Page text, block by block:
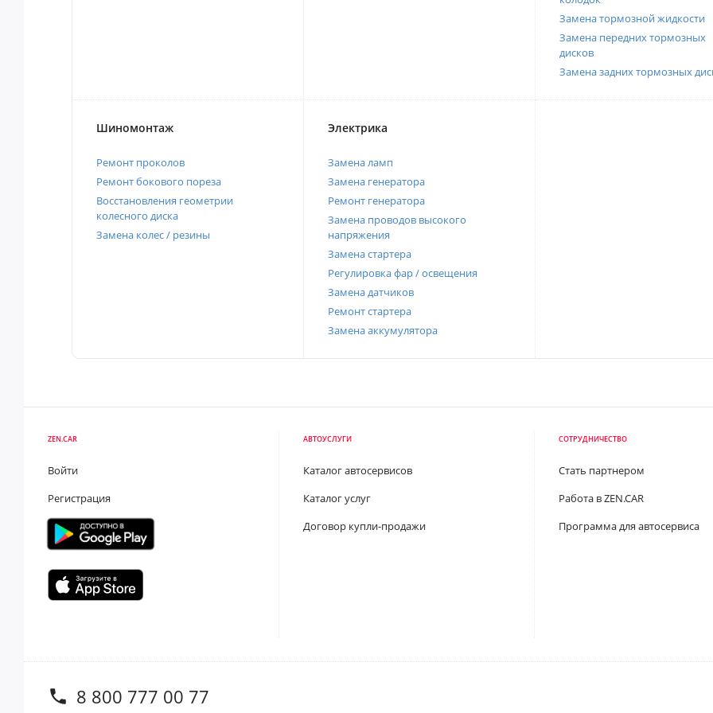
Замена тормозной жидкости
Замена передних тормозных
дисков
Замена задних тормозных
Шиномонтаж
Ремонт проколов
Ремонт бокового пореза
Восстановления геометрии
колесного диска
Замена колес / резины
Электрика
Замена ламп
Замена генератора
Ремонт генератора
Замена проводов высокого
напряжения
Замена стартера
Регулировка фар / освещения
Замена датчиков
Ремонт стартера
Замена аккумулятора
ZEN.CAR
Войти
Регистрация
АВТОУСЛУГИ
Каталог автосервисов
Каталог услуг
Договор купли-продажи
СОТРУДНИЧЕСТВО
Стать партнером
Работа в ZEN.CAR
Программа для автосервиса
8 800 777 00 77